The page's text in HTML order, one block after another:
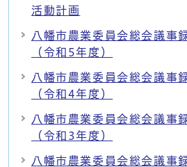
活動計画
八幡市農業委員会総会議事
（令和5年度）
八幡市農業委員会総会議事
（令和4年度）
八幡市農業委員会総会議事
（令和3年度）
八幡市農業委員会総会議事